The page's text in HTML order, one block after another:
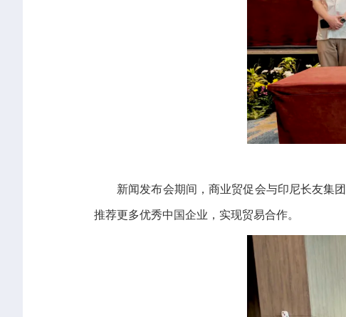
新闻发布会期间，商业贸促会与印尼长友集
推荐更多优秀中国企业，实现贸易合作。